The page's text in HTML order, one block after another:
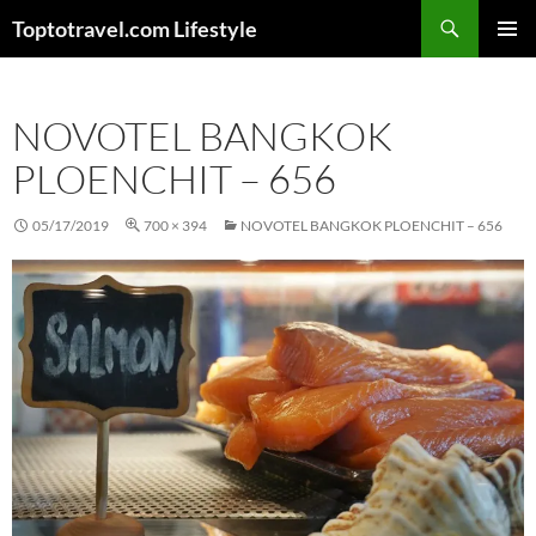
Toptotravel.com Lifestyle
NOVOTEL BANGKOK
PLOENCHIT – 656
05/17/2019 700 × 394 NOVOTEL BANGKOK PLOENCHIT – 656